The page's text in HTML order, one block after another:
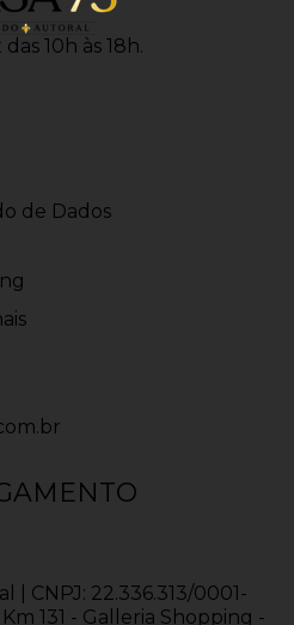
10h às 18h.
de Dados
| CNPJ: 22.336.313/0001-
131 - Galleria Shopping -